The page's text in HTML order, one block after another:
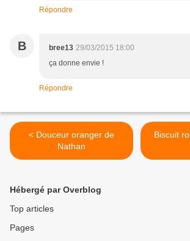
Répondre
B bree13 29/03/2015 18:00
ça donne envie !
Répondre
< Douceur oranger de
Nathan
Hébergé par Overblog
Top articles
Pages